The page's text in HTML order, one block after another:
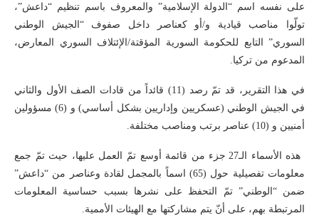
على نفسه اسم “الدولة الإسلامية” والمعروف باسم تنظيم “داعش”،
تولّوا مناصب قيادية و/أو كعناصر داخل صفوف “الجيش الوطني
السوري” التابع للحكومة السورية المؤقتة/الإئتلاف السوري المعارض،
المدعوم من تركيا.
في هذا التقرير، قد تمّ رصد (11) قائداً من قادات الصف الأول والثاني
في الجيش الوطني (عسكريين وإداريين بشكل أساسي) و (6) مسؤولين
أمنيين و (10) عناصر برتب ومناصب مختلفة.
هذه الأسماء الـ27 جزء من قائمة أوسع تمّ العمل عليها، حيث تمّ جمع
معلومات تفصيلية حول (65) اسماً بالمجمل لقادة وعناصر من “داعش”
ضمن “الوطني” تمّ التحفظ على نشرها بسبب حساسية المعلومات
المرتبطة بهم، على أنّ يتم مشاركتها مع الهيئات الأممية.